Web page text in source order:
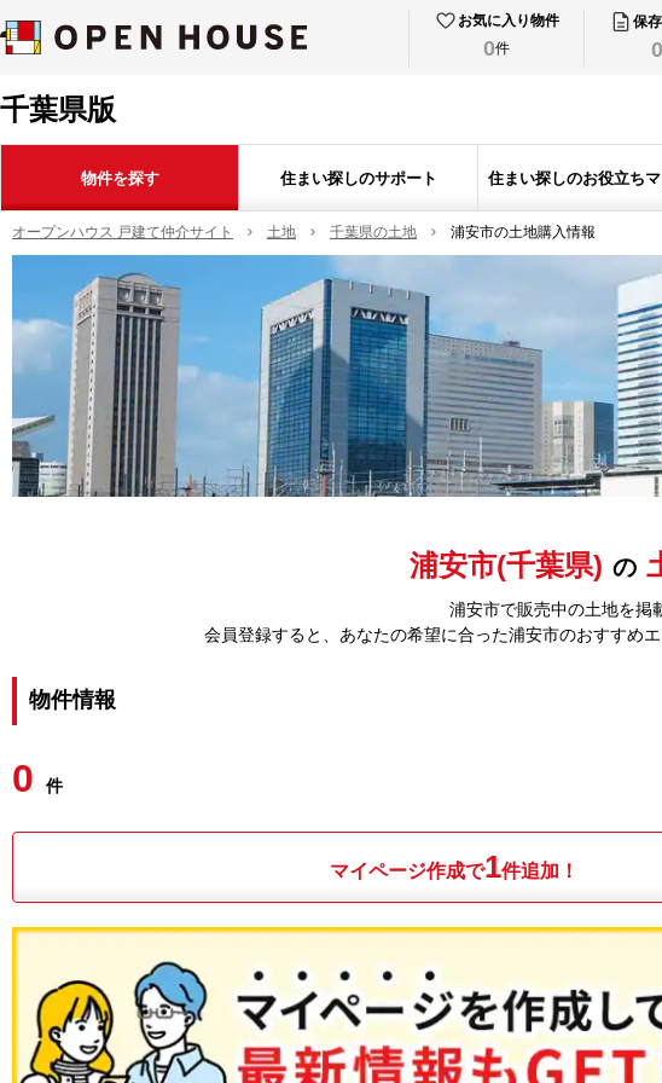
お気に入り物件
0件
保
0
千葉県版
物件を探す 住まい探しのサポート 住まい探しのお役立ち
オープンハウス 戸建て仲介サイト 土地 千葉県の土地 浦安市の土地購入情報
浦安市(千葉県) の
浦安市で販売中の土地を掲
会員登録すると、あなたの希望に合った浦安市のおすすめ
物件情報
0 件
マイページ作成で1件追加！